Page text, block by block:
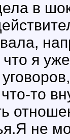
в
что я
то
не